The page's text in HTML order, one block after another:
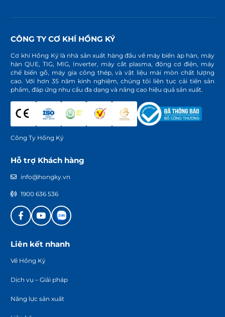
CÔNG TY CƠ KHÍ HỒNG KÝ
Cơ khí Hồng Ký là nhà sản xuất hàng đầu về máy biến áp hàn, máy
hàn QUE, TIG, MIG, Inverter, máy cắt plasma, động cơ điện, máy
chế biến gỗ, máy gia công thép, và vật liệu mài mòn chất lượng
cao. Với hơn 35 năm kinh nghiệm, chúng tôi liên tục cải tiến sản
phẩm, đáp ứng nhu cầu đa dạng và nâng cao hiệu quả sản xuất.
Công Ty Hồng Ký
Hỗ trợ Khách hàng
info@hongky.vn
1900 636 536
Liên kết nhanh
Về Hồng Ký
Dịch vụ – Giải pháp
Năng lực sản xuất